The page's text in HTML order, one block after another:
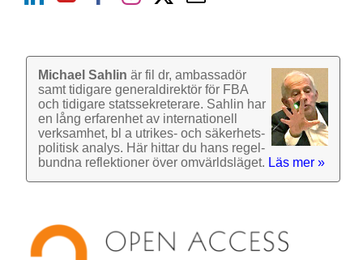
Michael Sahlin är fil dr, ambassadör
samt tidigare general­direktör för FBA
och tidigare stats­sekre­terare. Sahlin har
en lång erfarenhet av inter­nationell
verk­samhet, bl a utrikes- och säkerhets­
politisk analys. Här hittar du hans regel­
bundna reflek­tioner över omvärlds­läget. Läs mer »